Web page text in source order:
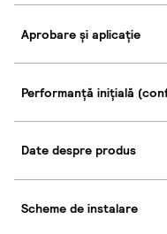
Aprobare și aplicație
Performanță inițială
Date despre produs
Scheme de instalare